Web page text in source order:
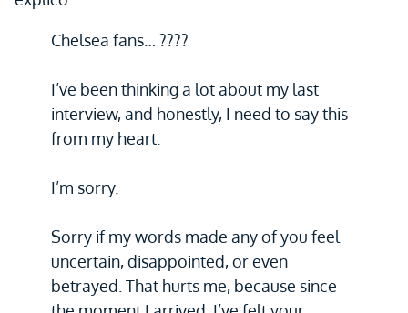
Chelsea fans… ????
I’ve been thinking a lot about my last
interview, and honestly, I need to say this
from my heart.
I’m sorry.
Sorry if my words made any of you feel
uncertain, disappointed, or even
betrayed. That hurts me, because since